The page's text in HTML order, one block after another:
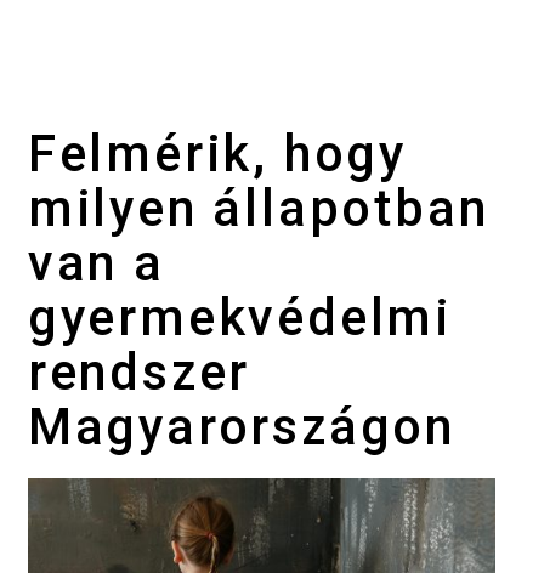
Felmérik, hogy
milyen állapotban
van a
gyermekvédelmi
rendszer
Magyarországon